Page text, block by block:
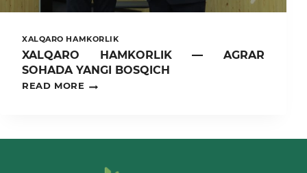
XALQARO HAMKORLIK
XALQARO HAMKORLIK — AGRAR
SOHADA YANGI BOSQICH
READ MORE
XALQARO